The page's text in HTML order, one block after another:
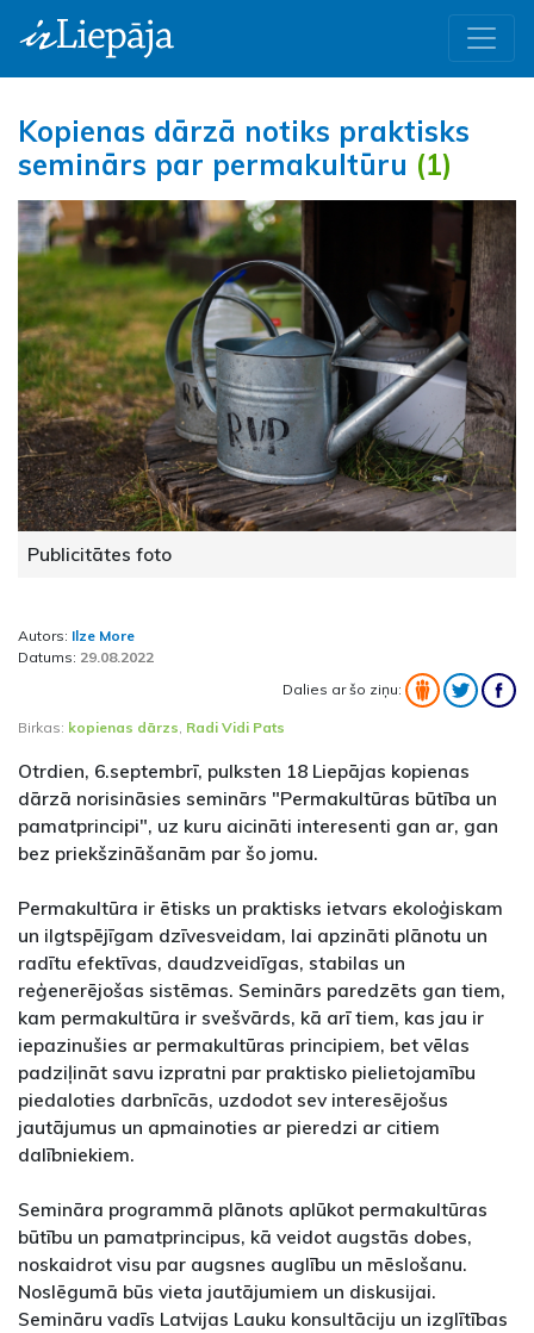
Kopienas dārzā notiks praktisks
seminārs par permakultūru (1)
Publicitātes foto
Autors: Ilze More
Datums: 29.08.2022
Dalies ar šo ziņu:
Birkas: kopienas dārzs, Radi Vidi Pats
Otrdien, 6.septembrī, pulksten 18 Liepājas kopienas
dārzā norisināsies seminārs "Permakultūras būtība un
pamatprincipi", uz kuru aicināti interesenti gan ar, gan
bez priekšzināšanām par šo jomu.
Permakultūra ir ētisks un praktisks ietvars ekoloģiskam
un ilgtspējīgam dzīvesveidam, lai apzināti plānotu un
radītu efektīvas, daudzveidīgas, stabilas un
reģenerējošas sistēmas. Seminārs paredzēts gan tiem,
kam permakultūra ir svešvārds, kā arī tiem, kas jau ir
iepazinušies ar permakultūras principiem, bet vēlas
padziļināt savu izpratni par praktisko pielietojamību
piedaloties darbnīcās, uzdodot sev interesējošus
jautājumus un apmainoties ar pieredzi ar citiem
dalībniekiem.
Semināra programmā plānots aplūkot permakultūras
būtību un pamatprincipus, kā veidot augstās dobes,
noskaidrot visu par augsnes auglību un mēslošanu.
Noslēgumā būs vieta jautājumiem un diskusijai.
Semināru vadīs Latvijas Lauku konsultāciju un izglītības